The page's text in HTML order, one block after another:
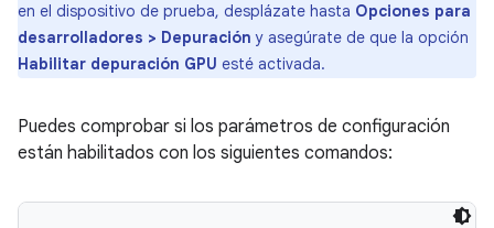
en el dispositivo de prueba, desplázate hasta Opciones para
desarrolladores > Depuración y asegúrate de que la opción
Habilitar depuración GPU esté activada.
Puedes comprobar si los parámetros de configuración
están habilitados con los siguientes comandos: